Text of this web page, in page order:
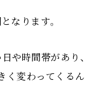
なります。
や時間帯があり、
く変わってくるん